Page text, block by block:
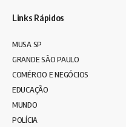
Links Rápidos
MUSA SP
GRANDE SÃO PAULO
COMÉRCIO E NEGÓCIOS
EDUCAÇÃO
MUNDO
POLÍCIA